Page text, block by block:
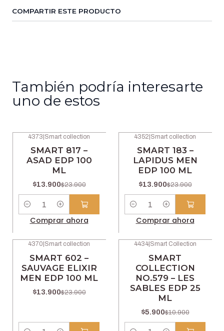
COMPARTIR ESTE PRODUCTO
También podría interesarte
uno de estos
4373 Smart collection
SMART 817 –
ASAD EDP 100
ML
$13.900$23.900
Comprar ahora
4352 Smart collection
SMART 183 –
LAPIDUS MEN
EDP 100 ML
$13.900$23.900
Comprar ahora
4370 Smart collection
SMART 602 –
SAUVAGE ELIXIR
MEN EDP 100 ML
$13.900$23.900
4434| Smart Collection
SMART
COLLECTION
NO.579 – LES
SABLES EDP 25
ML
$5.900$10.900